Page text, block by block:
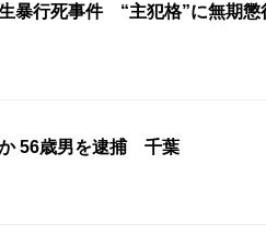
暴行死事件 “主犯格”に無期懲
56歳男を逮捕 千葉